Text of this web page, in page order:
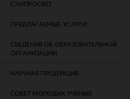
САНПРОСВЕТ
ПРЕДЛАГАЕМЫЕ УСЛУГИ
СВЕДЕНИЯ ОБ ОБРАЗОВАТЕЛЬНОЙ
ОРГАНИЗАЦИИ
НАУЧНАЯ ПРОДУКЦИЯ
СОВЕТ МОЛОДЫХ УЧЕНЫХ